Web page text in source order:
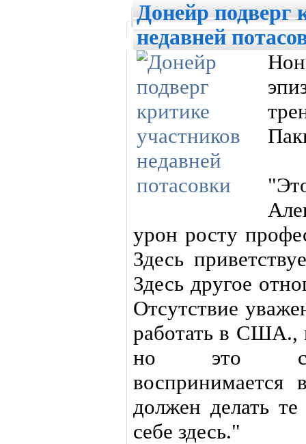
Донейр подверг
недавней
урон росту
Здесь
Здесь другое
Отсутствие
работать в США.,
но это
должен делать
себе здесь."